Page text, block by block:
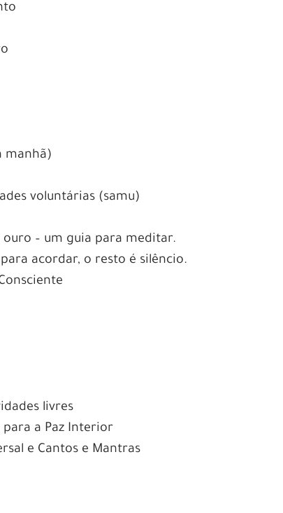
manhã)
voluntárias (samu)
ouro – um guia para meditar.
acordar, o resto é silêncio.
livres
para a Paz Interior
e Cantos e Mantras